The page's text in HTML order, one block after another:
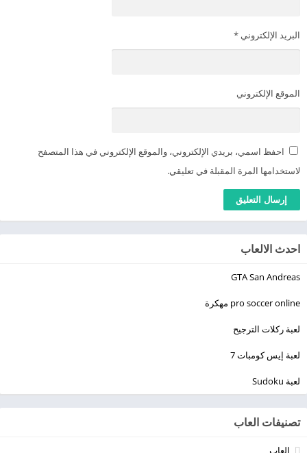
البريد الإلكتروني *
الموقع الإلكتروني
احفظ اسمي، بريدي الإلكتروني، والموقع الإلكتروني في هذا المتصفح
لاستخدامها المرة المقبلة في تعليقي.
احدث الالعاب
GTA San Andreas
pro soccer online مهكرة
لعبة ركلات الترجيح
لعبة إيس كومبات 7
لعبة Sudoku
تصنيفات العاب
العاب